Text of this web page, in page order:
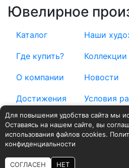
Для повышения удобства сайта мы
Оставаясь на нашем сайте, вы
использования файлов cookies.
конфиденциальности
СОГЛАСЕН НЕТ
Ювелирное
Каталог Наши
Где купить? Коллекции
О компании Новости
Достижения Условия
Контакты Доставка
Положение о персональных